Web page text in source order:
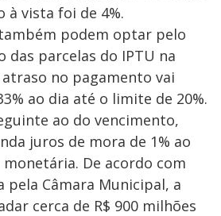
à vista foi de 4%.
podem optar pelo
parcelas do IPTU na
no pagamento vai
ao dia até o limite de 20%.
ao do vencimento,
juros de mora de 1% ao
De acordo com
pela Câmara Municipal, a
cerca de R$ 900 milhões